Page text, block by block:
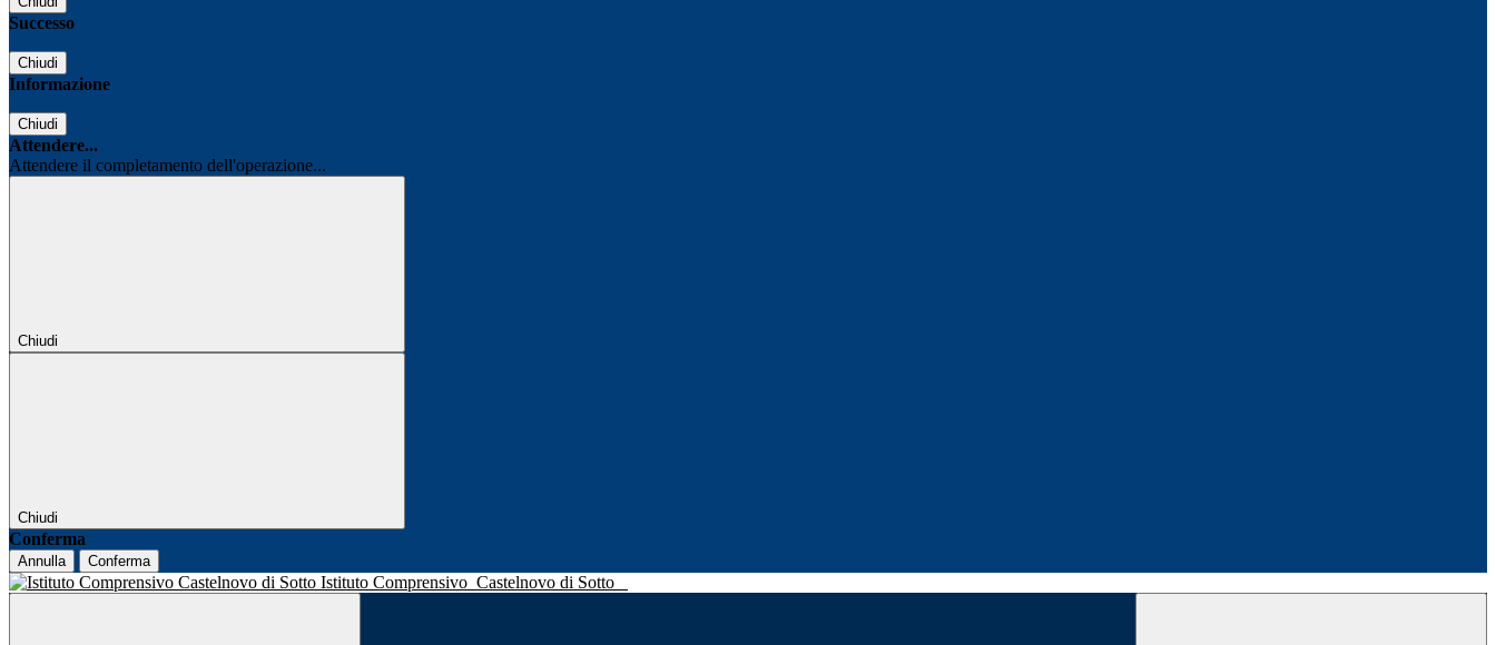
Successo
Chiudi
Informazione
Chiudi
Attendere...
Attendere il completamento dell'operazione...
Chiudi
Chiudi
Conferma
Annulla Conferma
Istituto Comprensivo Castelnovo di Sotto